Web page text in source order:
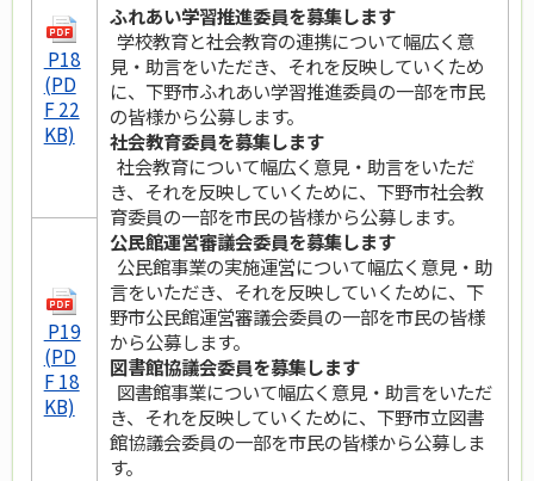
P18
(PD
F 22
KB)
ふれあい学習推進委員を募集します
学校教育と社会教育の連携について幅広く意
見・助言をいただき、それを反映していくため
に、下野市ふれあい学習推進委員の一部を市民
の皆様から公募します。
社会教育委員を募集します
社会教育について幅広く意見・助言をいただ
き、それを反映していくために、下野市社会教
育委員の一部を市民の皆様から公募します。
公民館運営審議会委員を募集します
公民館事業の実施運営について幅広く意見・助
言をいただき、それを反映していくために、下
野市公民館運営審議会委員の一部を市民の皆様
から公募します。
図書館協議会委員を募集します
図書館事業について幅広く意見・助言をいただ
き、それを反映していくために、下野市立図書
館協議会委員の一部を市民の皆様から公募しま
す。
P19
(PD
F 18
KB)